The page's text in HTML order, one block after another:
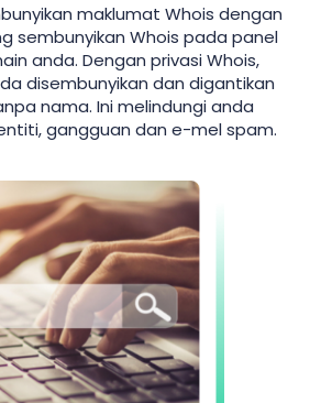
maklumat Whois dengan
sembunyikan Whois pada panel
anda. Dengan privasi Whois,
disembunyikan dan digantikan
nama. Ini melindungi anda
gangguan dan e-mel spam.